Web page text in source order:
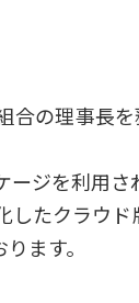
合の理事長
ジを利用
したクラウ
ます。